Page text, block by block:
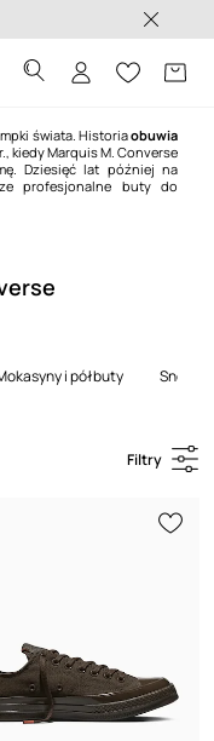
świata. Historiaobuwia
kiedy Marquis M. Converse
Dziesięć lat później na
profesjonalne buty do
mokasyny i półbuty
Filtry